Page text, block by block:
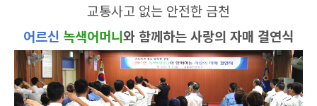
교통사고 없는 안전한 금천
어르신 녹색어머니와 함께하는 사랑의 자매 결연식